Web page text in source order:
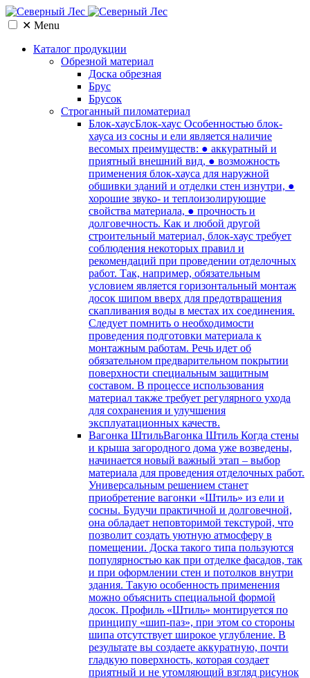
✕ Menu
Каталог продукции
Обрезной материал
Доска обрезная
Брус
Брусок
Cтроганный пиломатериал
Блок-хаусБлок-хаус Особенностью блок-
хауса из сосны и ели является наличие
весомых преимуществ: ● аккуратный и
приятный внешний вид, ● возможность
применения блок-хауса для наружной
обшивки зданий и отделки стен изнутри, ●
хорошие звуко- и теплоизолирующие
свойства материала, ● прочность и
долговечность. Как и любой другой
строительный материал, блок-хаус требует
соблюдения некоторых правил и
рекомендаций при проведении отделочных
работ. Так, например, обязательным
условием является горизонтальный монтаж
досок шипом вверх для предотвращения
скапливания воды в местах их соединения.
Следует помнить о необходимости
проведения подготовки материала к
монтажным работам. Речь идет об
обязательном предварительном покрытии
поверхности специальным защитным
составом. В процессе использования
материал также требует регулярного ухода
для сохранения и улучшения
эксплуатационных качеств.
Вагонка ШтильВагонка Штиль Когда стены
и крыша загородного дома уже возведены,
начинается новый важный этап – выбор
материала для проведения отделочных работ.
Универсальным решением станет
приобретение вагонки «Штиль» из ели и
сосны. Будучи практичной и долговечной,
она обладает неповторимой текстурой, что
позволит создать уютную атмосферу в
помещении. Доска такого типа пользуются
популярностью как при отделке фасадов, так
и при оформлении стен и потолков внутри
здания. Такую особенность применения
можно объяснить специальной формой
досок. Профиль «Штиль» монтируется по
принципу «шип-паз», при этом со стороны
шипа отсутствует широкое углубление. В
результате вы создаете аккуратную, почти
гладкую поверхность, которая создает
приятный и не утомляющий взгляд рисунок